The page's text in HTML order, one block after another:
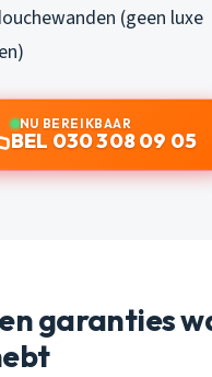
(geen luxe
NU BEREIKBAAR
BEL 030 308 09 05
garanties